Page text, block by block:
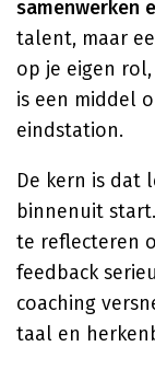
samenwerken
talent, maar
op je eigen
is een middel
eindstation.
De kern is dat
binnenuit
te reflecteren
feedback
coaching
taal en